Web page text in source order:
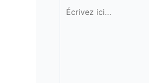
Écrivez
ici…